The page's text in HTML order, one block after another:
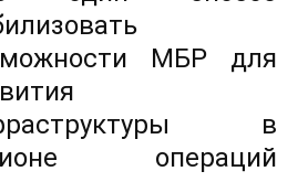
МБР для
в
операций